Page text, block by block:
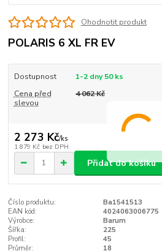
Ohodnotit produkt
POLARIS 6 XL FR EV
Dostupnost
1-2 dny 50 ks
Cena před
slevou
4 062 Kč
2 273 Kč/ks
1 879 Kč bez DPH
Přidat do košíku
Číslo produktu:
Ba1541513
EAN kód:
4024063006775
Výrobce:
Barum
Šířka:
225
Profil:
45
Průměr:
18